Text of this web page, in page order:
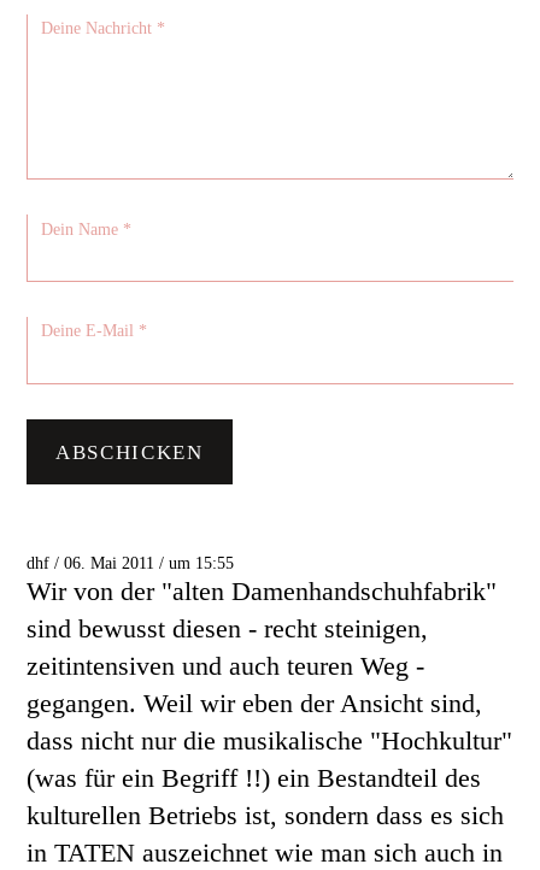
dhf / 06. Mai 2011 / um 15:55
Wir von der "alten Damenhandschuhfabrik"
sind bewusst diesen - recht steinigen,
zeitintensiven und auch teuren Weg -
gegangen. Weil wir eben der Ansicht sind,
dass nicht nur die musikalische "Hochkultur"
(was für ein Begriff !!) ein Bestandteil des
kulturellen Betriebs ist, sondern dass es sich
in TATEN auszeichnet wie man sich auch in